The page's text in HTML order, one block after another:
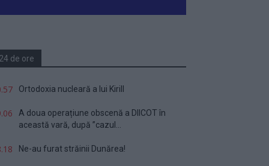
24 de ore
Ortodoxia nucleară a lui Kirill
A doua operațiune obscenă a DIICOT în
această vară, după ”cazul...
Ne-au furat străinii Dunărea!